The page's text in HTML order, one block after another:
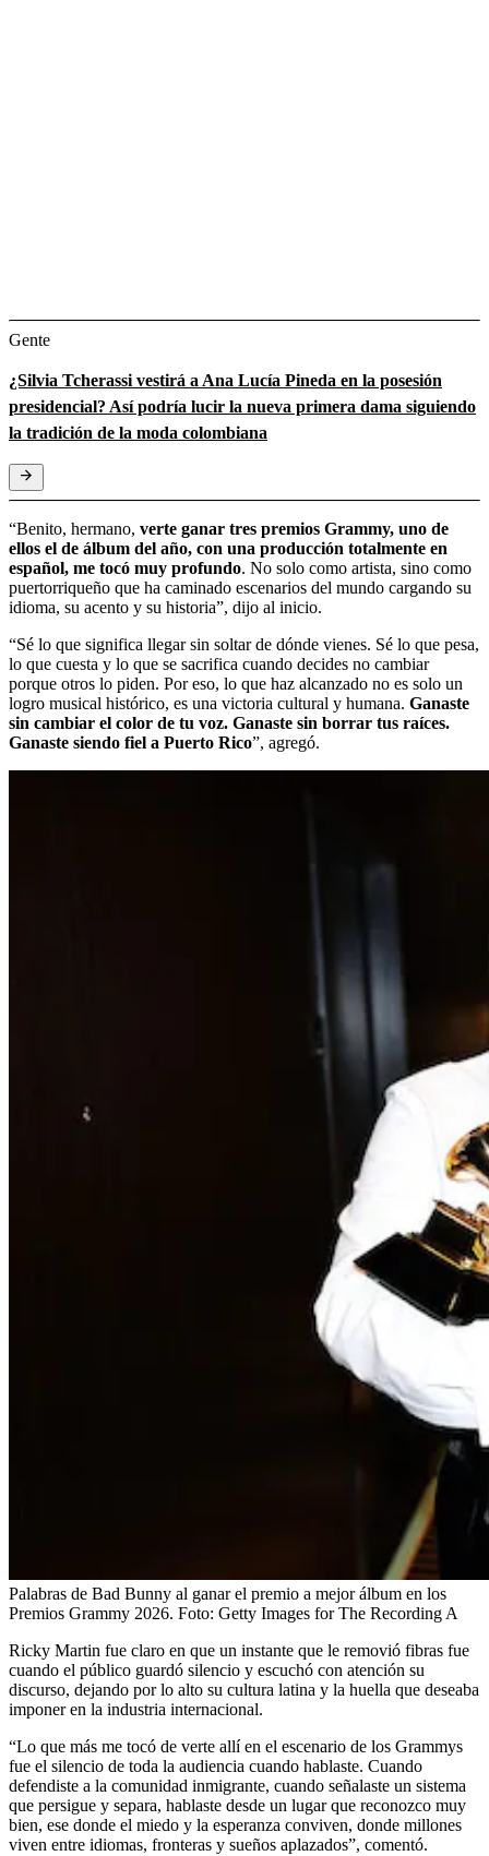
Gente
¿Silvia Tcherassi vestirá a Ana Lucía Pineda en la posesión
presidencial? Así podría lucir la nueva primera dama siguiendo
la tradición de la moda colombiana
“Benito, hermano, verte ganar tres premios Grammy, uno de
ellos el de álbum del año, con una producción totalmente en
español, me tocó muy profundo. No solo como artista, sino como
puertorriqueño que ha caminado escenarios del mundo cargando su
idioma, su acento y su historia”, dijo al inicio.
“Sé lo que significa llegar sin soltar de dónde vienes. Sé lo que pesa,
lo que cuesta y lo que se sacrifica cuando decides no cambiar
porque otros lo piden. Por eso, lo que haz alcanzado no es solo un
logro musical histórico, es una victoria cultural y humana. Ganaste
sin cambiar el color de tu voz. Ganaste sin borrar tus raíces.
Ganaste siendo fiel a Puerto Rico”, agregó.
Palabras de Bad Bunny al ganar el premio a mejor álbum en los
Premios Grammy 2026. Foto: Getty Images for The Recording A
Ricky Martin fue claro en que un instante que le removió fibras fue
cuando el público guardó silencio y escuchó con atención su
discurso, dejando por lo alto su cultura latina y la huella que deseaba
imponer en la industria internacional.
“Lo que más me tocó de verte allí en el escenario de los Grammys
fue el silencio de toda la audiencia cuando hablaste. Cuando
defendiste a la comunidad inmigrante, cuando señalaste un sistema
que persigue y separa, hablaste desde un lugar que reconozco muy
bien, ese donde el miedo y la esperanza conviven, donde millones
viven entre idiomas, fronteras y sueños aplazados”, comentó.